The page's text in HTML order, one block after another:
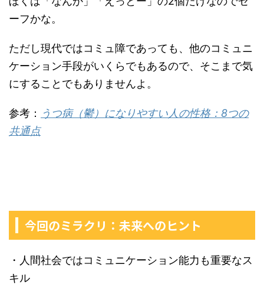
ーフかな。
ただし現代ではコミュ障であっても、他のコミュニ
ケーション手段がいくらでもあるので、そこまで気
にすることでもありませんよ。
参考：
うつ病（鬱）になりやすい人の性格：8つの
共通点
今回のミラクリ：未来へのヒント
・人間社会ではコミュニケーション能力も重要なス
キル